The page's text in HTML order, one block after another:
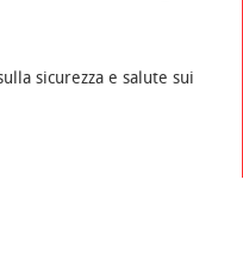
sicurezza e salute sui